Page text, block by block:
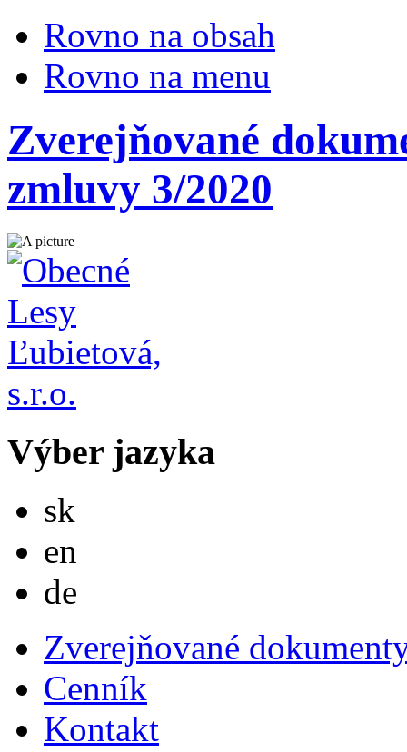
Rovno na obsah
Rovno na menu
Zverejňované
zmluvy 3/2020
Výber jazyka
sk
en
de
Zverejňované
Cenník
Kontakt